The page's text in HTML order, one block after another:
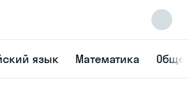
язык Математика